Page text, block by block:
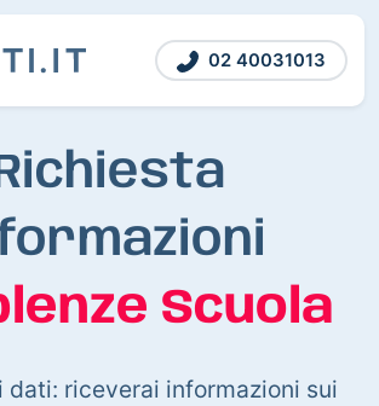
02 40031013
Scuola
dati: riceverai informazioni sui